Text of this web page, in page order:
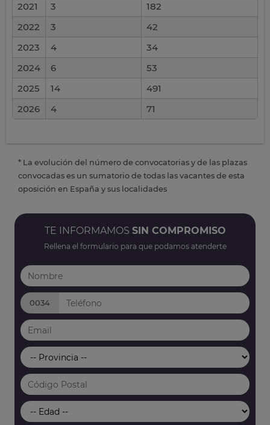
2021
3
182
2022
3
42
2023
4
34
2024
6
53
2025
14
491
2026
4 71
* La evolución del número de convocatorias y de las plazas
convocadas es un sumatorio de todas las vacantes de esta
oposición en España y sus localidades
TE INFORMAMOS SIN COMPROMISO
Rellena el formulario para que podamos atenderte
0034